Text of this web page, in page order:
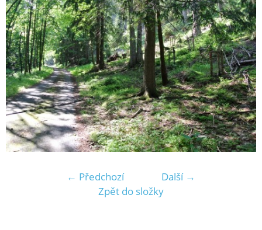
← Předchozí
Další →
Zpět do složky